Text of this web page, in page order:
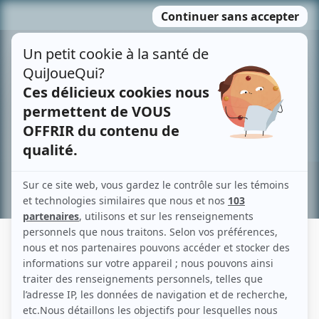
MENU
contenu
Recherche avancée »
JEAN-PIERRE ST-MICHEL
Liens
Fiche de Jean-Pierre St-Michel sur Showbizz.net